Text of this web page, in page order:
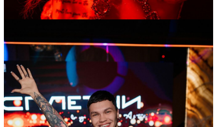
25
Апр
Суббота
Дама червей
24 223
5 123
×
Ссылка на отбор фото